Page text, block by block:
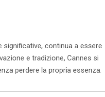
significative, continua a essere
e tradizione, Cannes si
perdere la propria essenza.